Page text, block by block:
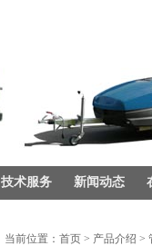
技术服务 新闻动态
当前位置： 首页 > 产品介绍 >